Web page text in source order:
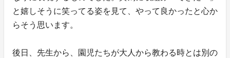
と嬉しそうに笑ってる姿を見て、やって良かったと心か
らそう思います。
後日、先生から、園児たちが大人から教わる時とは別の